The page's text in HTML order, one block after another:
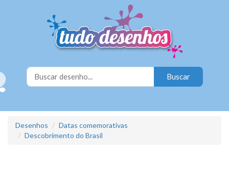
Desenhos
Datas comemorativas
Descobrimento do Brasil